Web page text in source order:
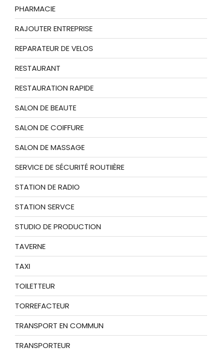
PHARMACIE
RAJOUTER ENTREPRISE
REPARATEUR DE VELOS
RESTAURANT
RESTAURATION RAPIDE
SALON DE BEAUTE
SALON DE COIFFURE
SALON DE MASSAGE
SERVICE DE SÉCURITÉ ROUTIIÈRE
STATION DE RADIO
STATION SERVCE
STUDIO DE PRODUCTION
TAVERNE
TAXI
TOILETTEUR
TORREFACTEUR
TRANSPORT EN COMMUN
TRANSPORTEUR